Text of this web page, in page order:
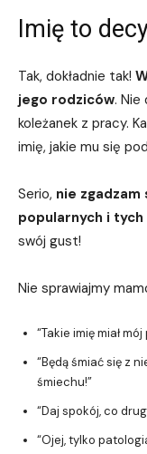
Imię to
Tak, dokładnie tak!
jego rodziców. Nie
koleżanek z pracy.
imię, jakie mu się
Serio, nie
popularnych i tych
swój gust!
Nie sprawiajmy
“Takie imię miał
“Będą śmiać się z
śmiechu!”
“Daj spokój, co
“Ojej, tylko